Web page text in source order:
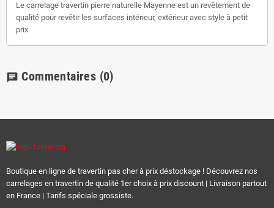
Le carrelage travertin pierre naturelle Mayenne est un revêtement de
qualité pour revêtir les surfaces intérieur, extérieur avec style à petit
prix.
chat Commentaires (0)
Boutique en ligne de travertin pas cher à prix déstockage ! Découvrez nos
carrelages en travertin de qualité 1er choix à prix discount | Livraison partout
en France | Tarifs spéciale grossiste.